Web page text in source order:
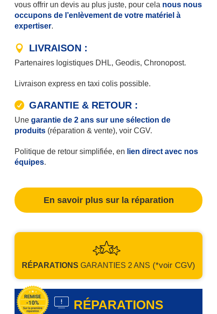
vous offrir un devis au plus juste, pour cela nous nous
occupons de l’enlèvement de votre matériel à
expertiser.
LIVRAISON :
Partenaires logistiques DHL, Geodis, Chronopost.
Livraison express en taxi colis possible.
GARANTIE & RETOUR :
Une garantie de 2 ans sur une sélection de
produits (réparation & vente), voir CGV.
Politique de retour simplifiée, en lien direct avec nos
équipes.
En savoir plus sur la réparation
RÉPARATIONS GARANTIES 2 ANS (*voir CGV)
RÉPARATIONS